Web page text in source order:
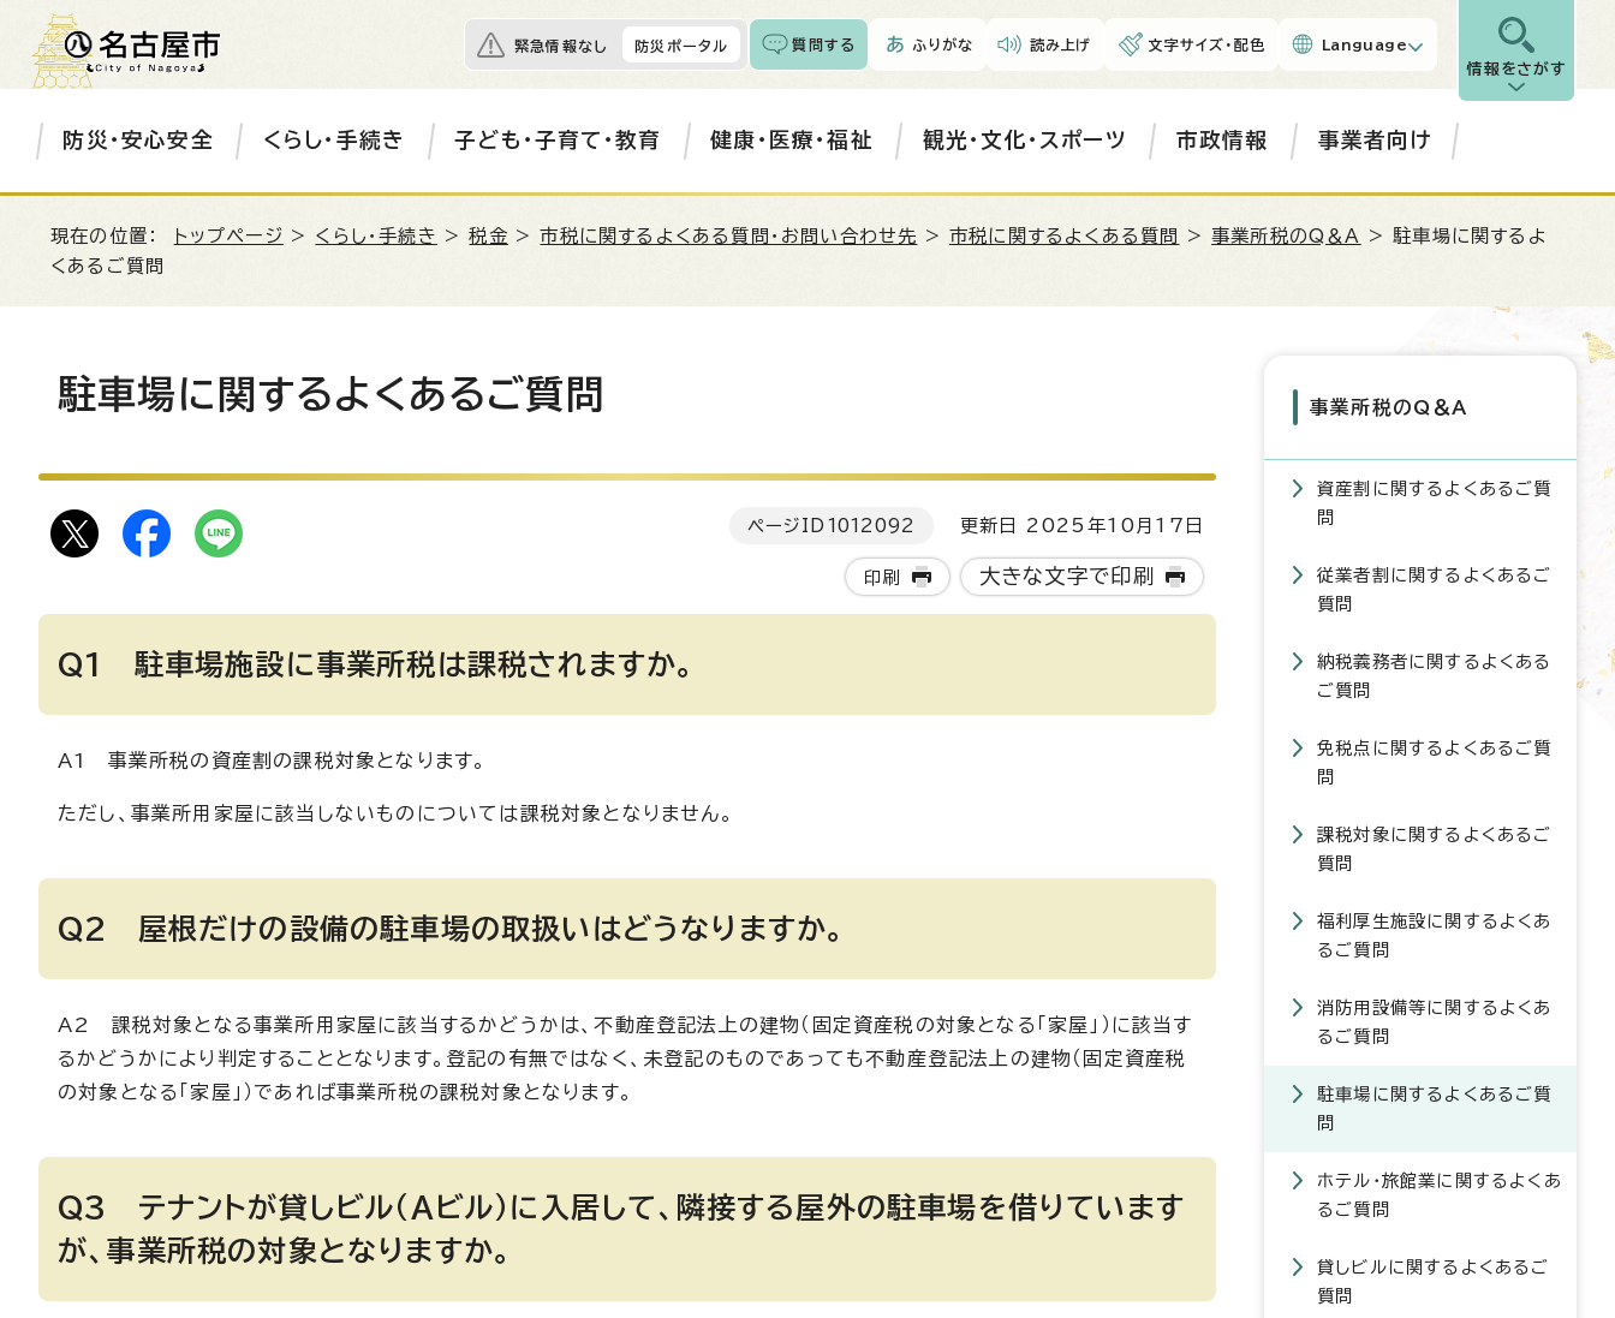
緊急情報なし 防災ポータル 質問する ふりがな 読み上げ 文字サイズ・配色 Language
情報をさがす
防災・安心安全 くらし・手続き 子ども・子育て・教育 健康・医療・福祉 観光・文化・スポーツ 市政情報 事業者向け
現在の位置： トップページ > くらし・手続き >税金 >市税に関するよくある質問・お問い合わせ先 >市税に関するよくある質問 >事業所税のQ＆A
> 駐車場に関するよ
くあるご質問
駐車場に関するよくあるご質問
ページID 1012092 更新日 2025年10月17日
印刷 大きな文字で印刷
Q1 駐車場施設に事業所税は課税されますか。
A1 事業所税の資産割の課税対象となります。
ただし、事業所用家屋に該当しないものについては課税対象となりません。
Q2 屋根だけの設備の駐車場の取扱いはどうなりますか。
A2 課税対象となる事業所用家屋に該当するかどうかは、不動産登記法上の建物（固定資産税の対象となる「家屋」）に該当す
るかどうかにより判定することとなります。登記の有無ではなく、未登記のものであっても不動産登記法上の建物（固定資産税
の対象となる「家屋」）であれば事業所税の課税対象となります。
Q3 テナントが貸しビル（Aビル）に入居して、隣接する屋外の駐車場を借りています
が、事業所税の対象となりますか。
事業所税のQ＆A
資産割に関するよくあるご質
問
従業者割に関するよくあるご
質問
納税義務者に関するよくある
ご質問
免税点に関するよくあるご質
問
課税対象に関するよくあるご
質問
福利厚生施設に関するよくあ
るご質問
消防用設備等に関するよくあ
るご質問
駐車場に関するよくあるご質
問
ホテル・旅館業に関するよくあ
るご質問
貸しビルに関するよくあるご
質問